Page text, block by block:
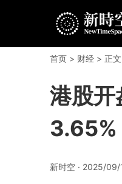
首页 > 财经 > 正文
港股
3.65%
新时空 · 2025/